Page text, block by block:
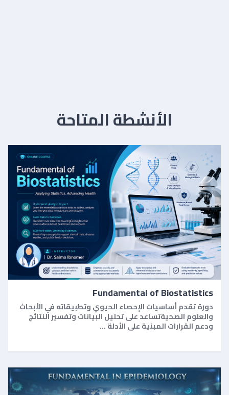
الأنشطة المتاحة
Fundamental of Biostatistics
دورة تقدم أساسيات الإحصاء الحيوي وتطبيقاته في الأبحاث
والعلوم الصحيةتساعد على تحليل البيانات وتفسير النتائج
ودعم القرارات المبنية على الأدلة …